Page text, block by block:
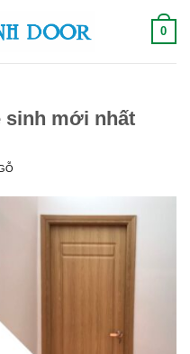
0
sinh mới nhất